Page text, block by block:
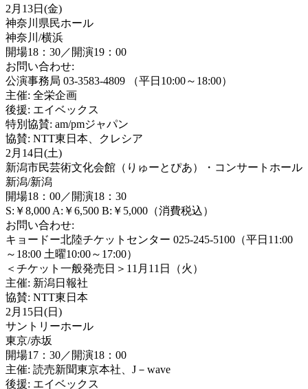
2月13日(金)
神奈川県民ホール
神奈川/横浜
開場18：30／開演19：00
お問い合わせ:
公演事務局 03-3583-4809 （平日10:00～18:00）
主催: 全栄企画
後援: エイベックス
特別協賛: am/pmジャパン
協賛: NTT東日本、クレシア
2月14日(土)
新潟市民芸術文化会館（りゅーとぴあ）・コンサートホール
新潟/新潟
開場18：00／開演18：30
S:￥8,000 A:￥6,500 B:￥5,000（消費税込）
お問い合わせ:
キョードー北陸チケットセンター 025-245-5100（平日11:00
～18:00 土曜10:00～17:00）
＜チケット一般発売日＞11月11日（火）
主催: 新潟日報社
協賛: NTT東日本
2月15日(日)
サントリーホール
東京/赤坂
開場17：30／開演18：00
主催: 読売新聞東京本社、J－wave
後援: エイベックス